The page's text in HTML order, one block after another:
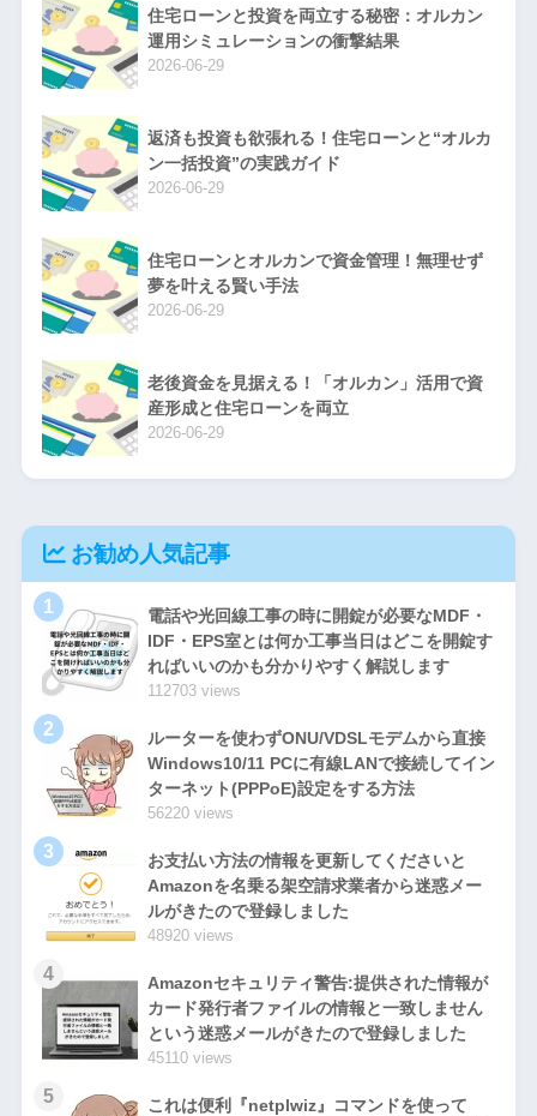
住宅ローンと投資を両立する秘密：オルカン
運用シミュレーションの衝撃結果
2026-06-29
返済も投資も欲張れる！住宅ローンと“オルカ
ン一括投資”の実践ガイド
2026-06-29
住宅ローンとオルカンで資金管理！無理せず
夢を叶える賢い手法
2026-06-29
老後資金を見据える！「オルカン」活用で資
産形成と住宅ローンを両立
2026-06-29
お勧め人気記事
1
電話や光回線工事の時に開錠が必要なMDF・
IDF・EPS室とは何か工事当日はどこを開錠す
ればいいのかも分かりやすく解説します
112703 views
2
ルーターを使わずONU/VDSLモデムから直接
Windows10/11 PCに有線LANで接続してイン
ターネット(PPPoE)設定をする方法
56220 views
3
お支払い方法の情報を更新してくださいと
Amazonを名乗る架空請求業者から迷惑メー
ルがきたので登録しました
48920 views
4
Amazonセキュリティ警告:提供された情報が
カード発行者ファイルの情報と一致しません
という迷惑メールがきたので登録しました
45110 views
5
これは便利『netplwiz』コマンドを使って